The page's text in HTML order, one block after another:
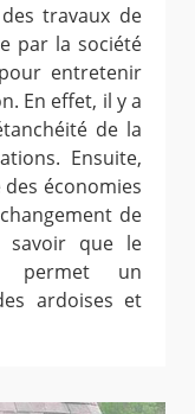
travaux de
par la société
entretenir
En effet, il y a
de la
Ensuite,
économies
de
savoir que le
permet un
ardoises et